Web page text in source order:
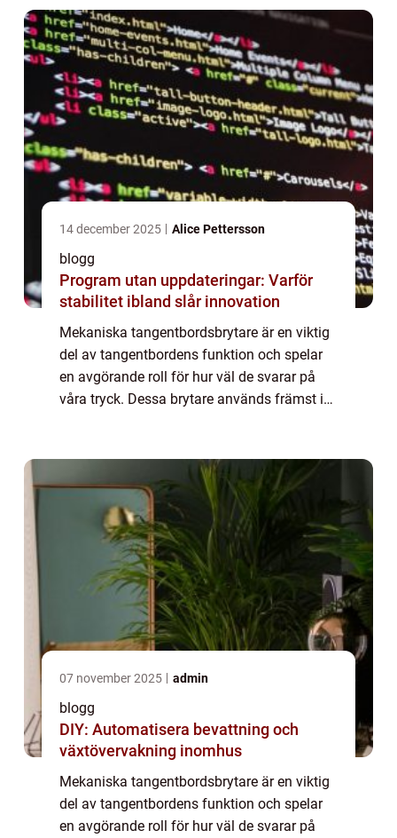
14 december 2025 Alice Pettersson
blogg
Program utan uppdateringar: Varför
stabilitet ibland slår innovation
Mekaniska tangentbordsbrytare är en viktig
del av tangentbordens funktion och spelar
en avgörande roll för hur väl de svarar på
våra tryck. Dessa brytare används främst i
07 november 2025 admin
blogg
DIY: Automatisera bevattning och
växtövervakning inomhus
Mekaniska tangentbordsbrytare är en viktig
del av tangentbordens funktion och spelar
en avgörande roll för hur väl de svarar på